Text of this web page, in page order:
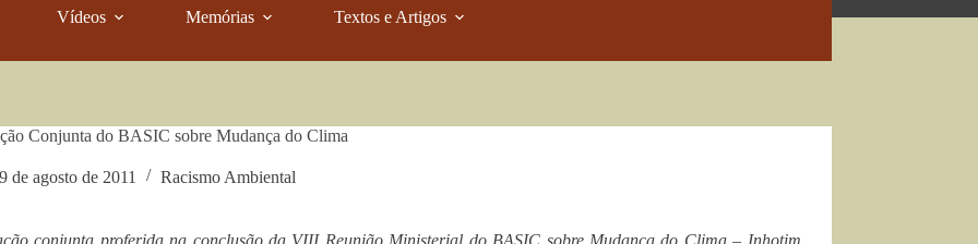
Vídeos Memórias Textos e Artigos
Conjunta do BASIC sobre Mudança do Clima
de agosto de 2011 Racismo Ambiental
conjunta proferida na conclusão da VIII Reunião Ministerial do BASIC sobre Mudança do Clima – Inhotim,